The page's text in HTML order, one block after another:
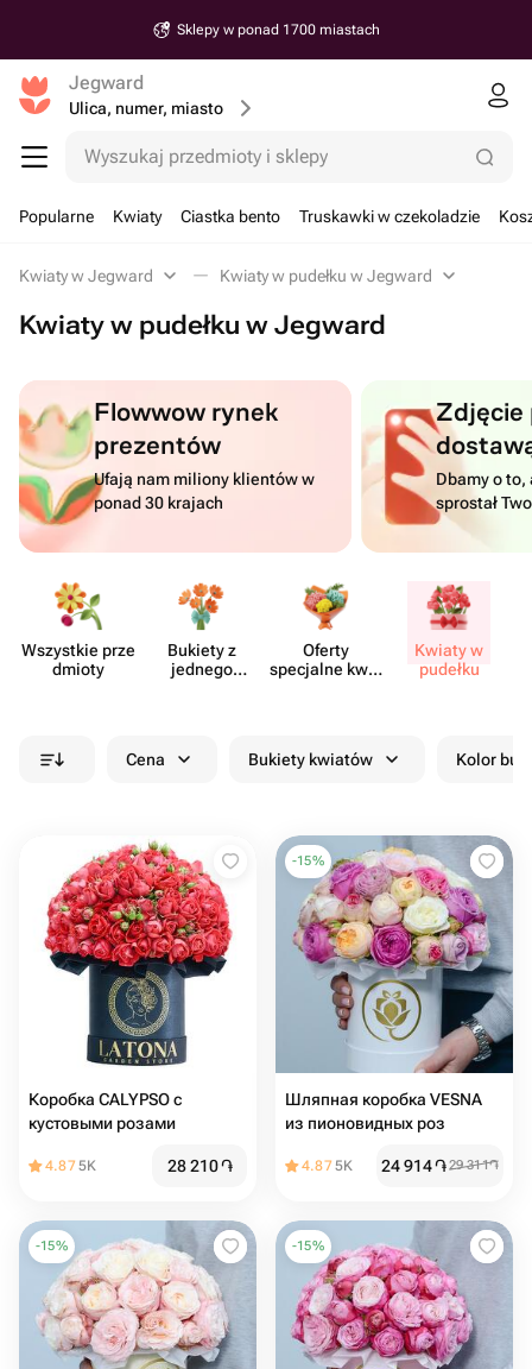
Sklepy w ponad 1700 miastach
Jegward
Ulica, numer, miasto
Wyszukaj przedmioty i sklepy
Popularne Kwiaty Ciastka bento Truskawki w czekoladzie
Kwiaty w Jegward Kwiaty w pudełku w Jegward
Kwiaty w pudełku w Jegward
Flowwow rynek
prezentów
Ufają nam miliony klientów w
ponad 30 krajach
Dbamy o to,
sprostał
Wszystkie prze​
dmioty
Bukiety z
jednego
Oferty
specjalne kwia​
Kwiaty w
pudełku
Cena Bukiety kwiatów Kolor
Коробка CALYPSO с
кустовыми розами
4.875K 28 210֏
-15%
Шляпная коробка VESNA
из пионовидных роз
4.875K 24 914֏29 311֏
-15% -15%